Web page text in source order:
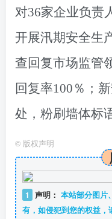
对36家企业负责
开展汛期安全生
查回复市场监管
回复率100％；
处，粉刷墙体标
© 版权声明
1 声明： 本站部分图片
有，如侵犯到您的权益，